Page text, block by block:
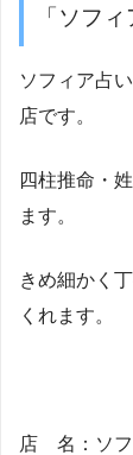
「ソフ
ソフィア占
店です。
四柱推命・
ます。
きめ細かく
くれます。
店 名：ソフ